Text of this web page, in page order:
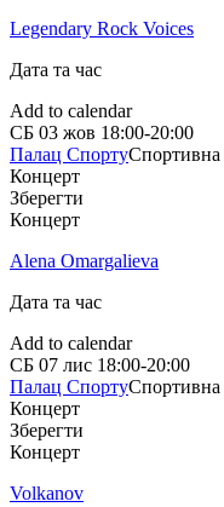
Legendary Rock Voices
Дата та час
Add to calendar
СБ 03 жов 18:00-20:00
Палац Спорту
Концерт
Зберегти
Концерт
Alena Omargalieva
Дата та час
Add to calendar
СБ 07 лис 18:00-20:00
Палац Спорту
Концерт
Зберегти
Концерт
Volkanov